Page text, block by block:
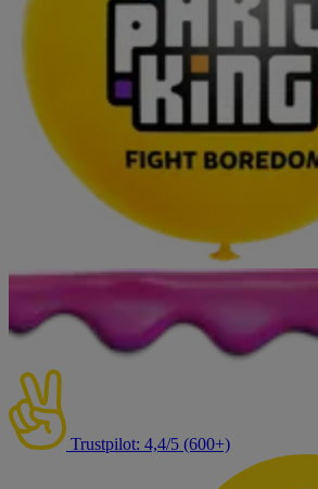
Trustpilot: 4,4/5 (600+)